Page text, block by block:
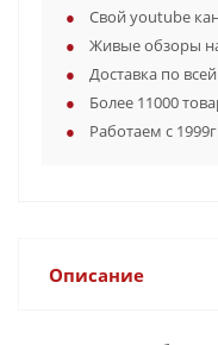
Свой youtube
Живые обзоры
Доставка по
Более 11000
Работаем с 1999г
Описание